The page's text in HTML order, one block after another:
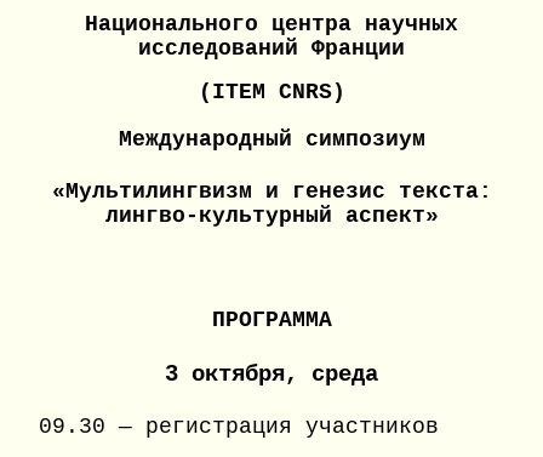
Национального центра научных
исследований Франции
( ITEM CNRS)
Международный симпозиум
«Мультилингвизм и генезис текста:
лингво-культурный аспект»
ПРОГРАММА
3 октября, среда
09.30 — регистрация участников